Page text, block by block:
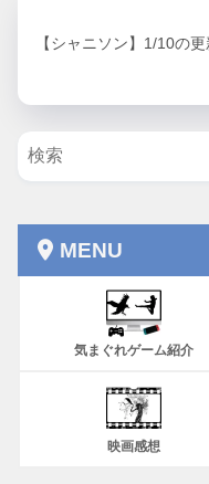
【シャニソン】1/10の
MENU
気まぐれゲーム紹介
映画感想